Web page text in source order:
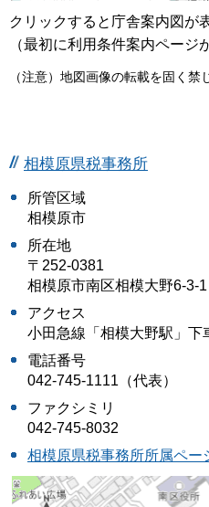
クリックすると庁舎案内図が
（最初に利用条件案内ページ
（注意）地図画像の転載を固く禁
相模原県税事務所
所管区域
相模原市
所在地
〒252-0381
相模原市南区相模大野6-3-1
アクセス
小田急線「相模大野駅」下
電話番号
042-745-1111（代表）
ファクシミリ
042-745-8032
相模原県税事務所所属ペー